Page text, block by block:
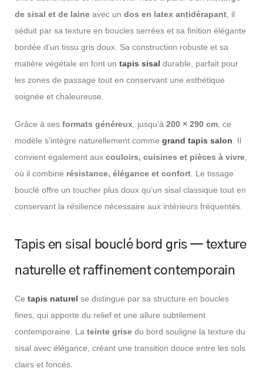
de sisal et de laine avec un dos en latex antidérapant , il
séduit par sa texture en boucles serrées et sa finition élégante
bordée d’un tissu gris doux. Sa construction robuste et sa
matière végétale en font un tapis sisal durable, parfait pour
les zones de passage tout en conservant une esthétique
soignée et chaleureuse.
Grâce à ses formats généreux, jusqu’à 200 × 290 cm, ce
modèle s’intègre naturellement comme grand tapis salon. Il
convient également aux couloirs, cuisines et pièces à vivre,
où il combine résistance, élégance et confort. Le tissage
bouclé offre un toucher plus doux qu’un sisal classique tout en
conservant la résilience nécessaire aux intérieurs fréquentés.
Tapis en sisal bouclé bord gris — texture
naturelle et raffinement contemporain
Ce tapis naturel se distingue par sa structure en boucles
fines, qui apporte du relief et une allure subtilement
contemporaine. La teinte grise du bord souligne la texture du
sisal avec élégance, créant une transition douce entre les sols
clairs et foncés.